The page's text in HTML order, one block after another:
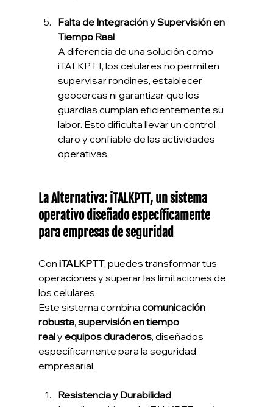
Falta de Integración y Supervisión en
Tiempo Real
A diferencia de una solución como
iTALKPTT, los celulares no permiten
supervisar rondines, establecer
geocercas ni garantizar que los
guardias cumplan eficientemente su
labor. Esto dificulta llevar un control
claro y confiable de las actividades
operativas.
La Alternativa: iTALKPTT, un sistema
operativo diseñado específicamente
para empresas de seguridad
Con iTALKPTT, puedes transformar tus
operaciones y superar las limitaciones de
los celulares.
Este sistema combina comunicación
robusta, supervisión en tiempo
real y equipos duraderos, diseñados
específicamente para la seguridad
empresarial.
Resistencia y Durabilidad